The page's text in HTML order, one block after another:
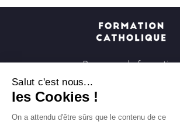
Salut c'est nous...
les Cookies !
On a attendu d'être sûrs que le contenu de ce
Parcours de formation
Parcours spirituels